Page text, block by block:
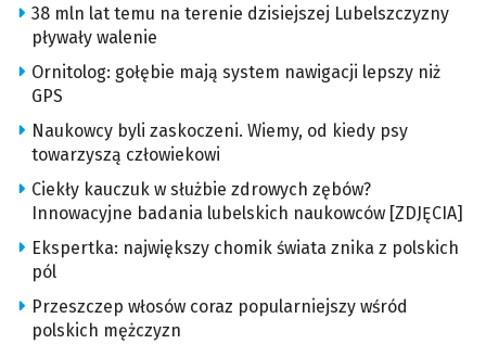
38 mln lat temu na terenie dzisiejszej Lubelszczyzny
pływały walenie
Ornitolog: gołębie mają system nawigacji lepszy niż
GPS
Naukowcy byli zaskoczeni. Wiemy, od kiedy psy
towarzyszą człowiekowi
Ciekły kauczuk w służbie zdrowych zębów?
Innowacyjne badania lubelskich naukowców [ZDJĘCIA]
Ekspertka: największy chomik świata znika z polskich
pól
Przeszczep włosów coraz popularniejszy wśród
polskich mężczyzn